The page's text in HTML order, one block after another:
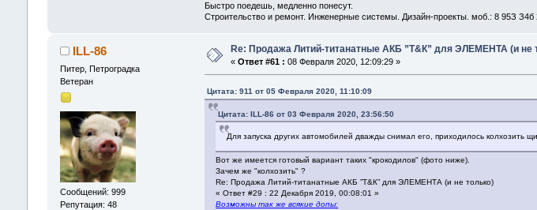
Быстро поедешь, медленно понесут.
Строительство и ремонт. Инженерные системы. Дизайн-проекты. моб.: 8 95З З4б
ILL-86
Питер, Петроградка
Ветеран
Сообщений: 999
Репутация: 48
Re: Продажа Литий-титанатные АКБ ”Т&К” для ЭЛЕМЕНТА (и не
« Ответ #61 : 08 Февраля 2020, 12:09:29 »
Цитата: 911 от 05 Февраля 2020, 11:10:09
Цитата: ILL-86 от 03 Февраля 2020, 23:56:50
Для запуска других автомобилей дважды снимал его, приходилось колхозить
Вот же имеется готовый вариант таких "крокодилов" (фото ниже).
Зачем же "колхозить" ?
Re: Продажа Литий-титанатные АКБ ”Т&К” для ЭЛЕМЕНТА (и не только)
« Ответ #29 : 22 Декабря 2019, 00:08:01 »
Возможны так же всякие допы: